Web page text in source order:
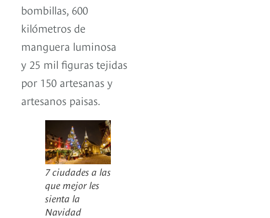
bombillas, 600
kilómetros de
manguera luminosa
y 25 mil figuras tejidas
por 150 artesanas y
artesanos paisas.
7 ciudades a las
que mejor les
sienta la
Navidad